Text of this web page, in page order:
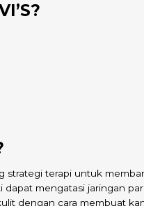
terapi untuk
dapat mengatasi jaringan
dengan cara membuat